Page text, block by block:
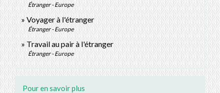
Étranger - Europe
Voyager à l'étranger
Étranger - Europe
Travail au pair à l'étranger
Étranger - Europe
Pour en savoir plus